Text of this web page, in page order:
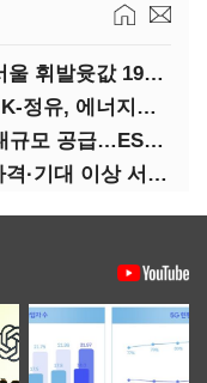
전국 기름값 12주 연속 하락…서울 휘발윳값 1909원
전쟁에 원유 공급망 흔들리자…K-정유, 에너지안보 핵심으로 재부상
포스코퓨처엠, LFP 양극재 첫 대규모 공급…ESS 시장 공략
트리니티항공 출범…“합리적 가격·기대 이상 서비스로 승부”